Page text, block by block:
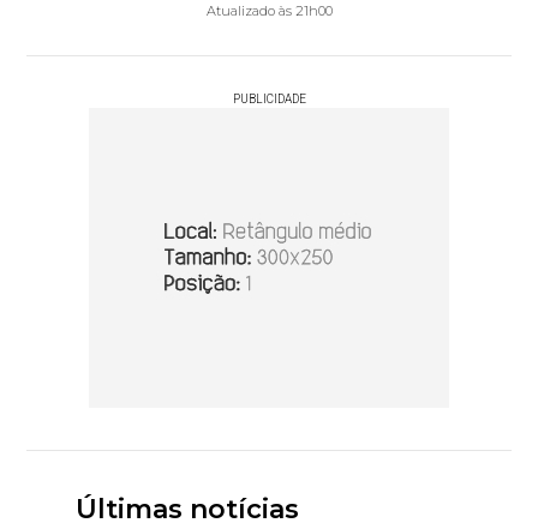
Atualizado às 21h00
PUBLICIDADE
Últimas notícias